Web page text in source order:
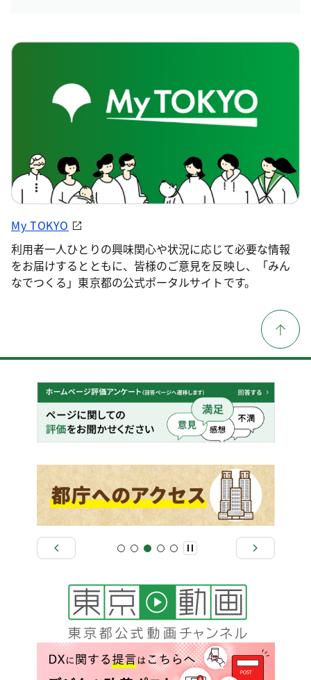
My TOKYO
利用者一人ひとりの興味関心や状況に応じて必要な情報
をお届けするとともに、皆様のご意見を反映し、「みん
なでつくる」東京都の公式ポータルサイトです。